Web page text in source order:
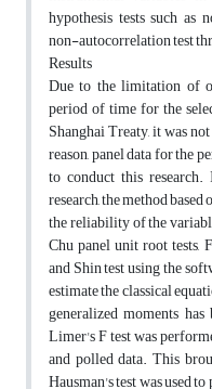
hypothesis tests such as
non-autocorrelation test
Results
Due to the limitation of
period of time for the
Shanghai Treaty, it was
reason, panel data for the
to conduct this
research, the method
the reliability of the
Chu panel unit root
and Shin test using the
estimate the classical
generalized moments
Limer's F test was
and polled data. This
Hausman's test was used